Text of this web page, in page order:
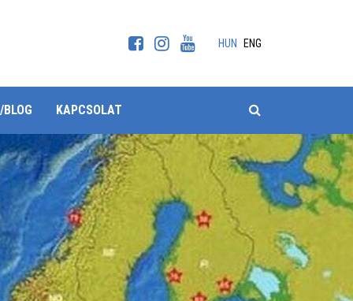
HUN ENG
KAPCSOLAT